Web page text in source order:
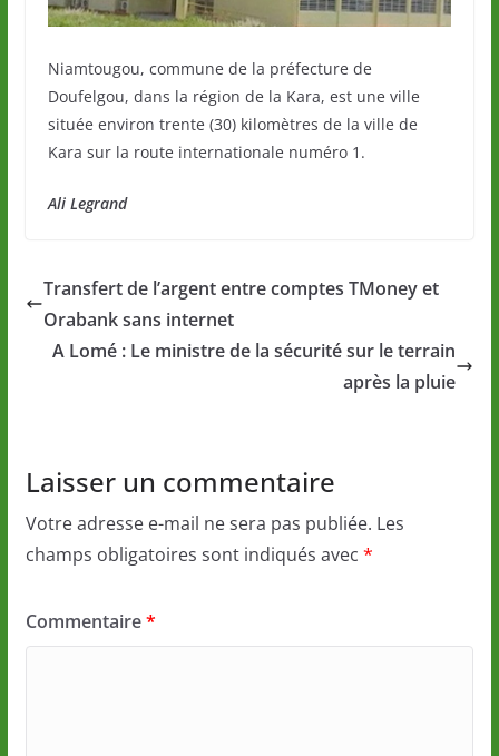
Niamtougou, commune de la préfecture de
Doufelgou, dans la région de la Kara, est une ville
située environ trente (30) kilomètres de la ville de
Kara sur la route internationale numéro 1.
Ali Legrand
Transfert de l’argent entre comptes TMoney et
Orabank sans internet
A Lomé : Le ministre de la sécurité sur le terrain
après la pluie
Laisser un commentaire
Votre adresse e-mail ne sera pas publiée. Les
champs obligatoires sont indiqués avec *
Commentaire*